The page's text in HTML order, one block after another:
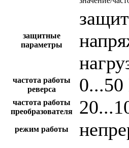
защитные
параметры
частота работы
реверса
0...50
частота работы
преобразователя
режим работы